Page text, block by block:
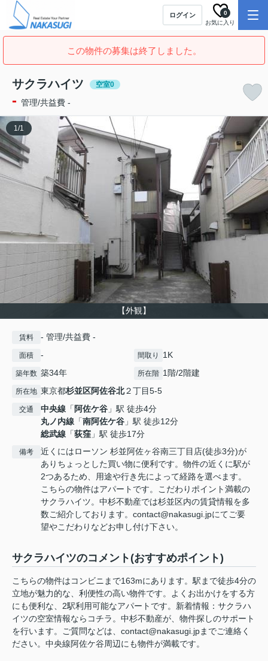
ログイン
お気に入り
0
この物件の募集は終了しました。
サクラハイツ 空室0
- 管理/共益費 -
【外観】
1/1
賃料 - 管理/共益費 -
面積 - 間取り 1K
築年数 築34年 所在階 1階/2階建
所在地 東京都杉並区阿佐谷北２丁目5-5
交通 中央線 「 阿佐ケ谷 」駅 徒歩4分
丸ノ内線 「南阿佐ケ谷 」駅 徒歩12分
総武線 「荻窪 」駅 徒歩17分
備考
近くにはローソン 杉並阿佐ヶ谷南三丁目店(徒歩3分)が
ありちょっとした買い物に便利です。物件の近くに駅が
2つあるため、用途や行き先によって経路を選べます。
こちらの物件はアパートです。こだわりポイント満載の
サクラハイツ。中杉不動産では杉並区内の賃貸情報を多
数ご紹介しております。contact@nakasugi.jpにてご要
望やこだわりなどお申し付け下さい。
サクラハイツのコメント(おすすめポイント)
こちらの物件はコンビニまで163mにあります。駅まで徒歩4分の
立地が魅力的な、利便性の高い物件です。よくお出かけをする方
にも便利な、2駅利用可能なアパートです。新着情報：サクラハ
イツの空室情報ならコチラ。中杉不動産が、物件探しのサポート
を行います。ご質問などは、contact@nakasugi.jpまでご連絡く
ださい。中央線阿佐ケ谷周辺にも物件が満載です。